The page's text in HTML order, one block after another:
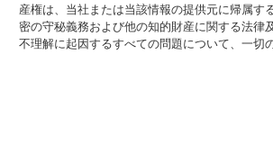
産権は、当社または当該情報の提供元に帰属
密の守秘義務および他の知的財産に関する法
不理解に起因するすべての問題について、一切